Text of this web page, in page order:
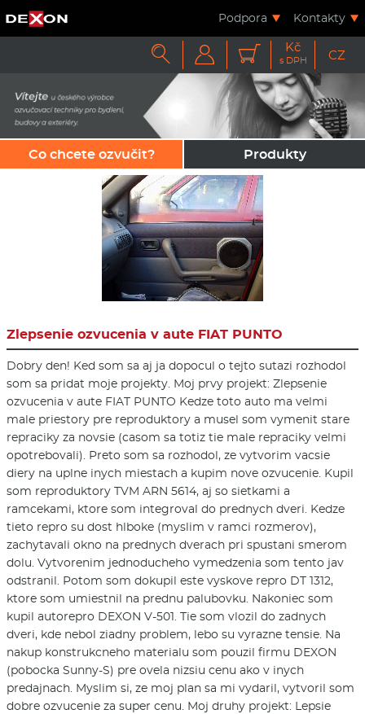
Podpora Kontakty
   Kč
s DPH CZ
Co chcete ozvučit? Produkty
Zlepsenie ozvucenia v aute FIAT PUNTO
Dobry den! Ked som sa aj ja dopocul o tejto sutazi rozhodol
som sa pridat moje projekty. Moj prvy projekt: Zlepsenie
ozvucenia v aute FIAT PUNTO Kedze toto auto ma velmi
male priestory pre reproduktory a musel som vymenit stare
repraciky za novsie (casom sa totiz tie male repraciky velmi
opotrebovali). Preto som sa rozhodol, ze vytvorim vacsie
diery na uplne inych miestach a kupim nove ozvucenie. Kupil
som reproduktory TVM ARN 5614, aj so sietkami a
ramcekami, ktore som integroval do prednych dveri. Kedze
tieto repro su dost hlboke (myslim v ramci rozmerov),
zachytavali okno na prednych dverach pri spustani smerom
dolu. Vytvorenim jednoducheho vymedzenia som tento jav
odstranil. Potom som dokupil este vyskove repro DT 1312,
ktore som umiestnil na prednu palubovku. Nakoniec som
kupil autorepro DEXON V-501. Tie som vlozil do zadnych
dveri, kde nebol ziadny problem, lebo su vyrazne tensie. Na
nakup konstrukcneho materialu som pouzil firmu DEXON
(pobocka Sunny-S) pre ovela nizsiu cenu ako v inych
predajnach. Myslim si, ze moj plan sa mi vydaril, vytvoril som
dobre ozvucenie za super cenu. Moj druhy projekt: Lepsie